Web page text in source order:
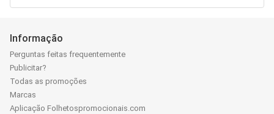
Informação
Perguntas feitas frequentemente
Publicitar?
Todas as promoções
Marcas
Aplicação Folhetospromocionais.com